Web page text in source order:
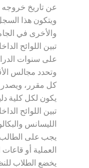
عن تاريخ خروجه
ويتكون هذا
والأخرى في
تبين اللوائح
على سنوات
وتحدد مجالس
كل مقرر، ويصدر
يكون لكل كلية
تبين اللوائح
الليسانس
يجب على الطالب
العملية أو قاعات
يخضع الطلاب